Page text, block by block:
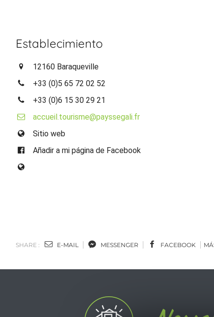
Establecimiento
12160 Baraqueville
+33 (0)5 65 72 02 52
+33 (0)6 15 30 29 21
accueil.tourisme@payssegali.fr
Sitio web
Añadir a mi página de Facebook
SHARE : E-MAIL MESSENGER FACEBOOK